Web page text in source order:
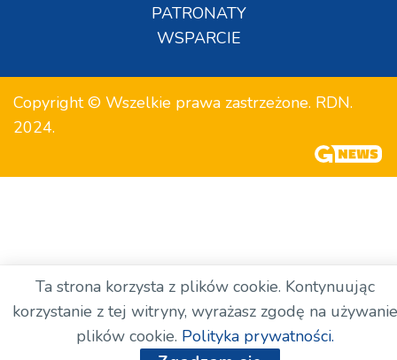
PATRONATY
WSPARCIE
Copyright © Wszelkie prawa zastrzeżone. RDN.
2024.
Ta strona korzysta z plików cookie. Kontynuując
korzystanie z tej witryny, wyrażasz zgodę na używanie
plików cookie. Polityka prywatności.